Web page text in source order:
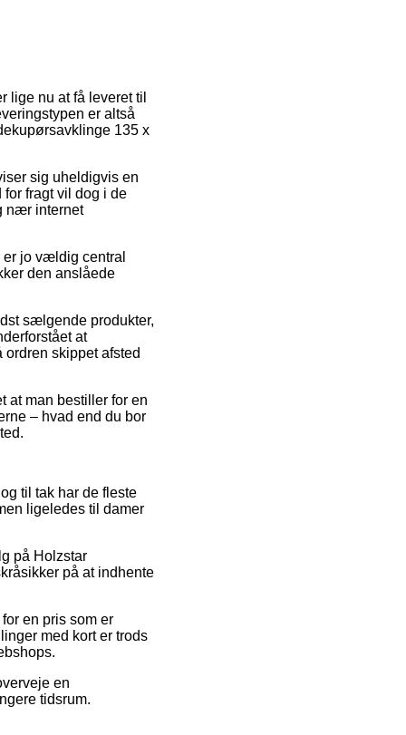
lige nu at få leveret til
er altså
135 x
sig uheldigvis en
fragt vil dog i de
nær internet
jo vældig central
den anslåede
sælgende produkter,
at
skippet afsted
at man bestiller for en
– hvad end du bor
til tak har de fleste
ligeledes til damer
på Holzstar
på at indhente
en pris som er
med kort er trods
en
tidsrum.